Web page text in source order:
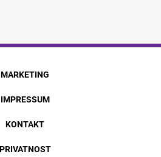
MARKETING
IMPRESSUM
KONTAKT
PRIVATNOST